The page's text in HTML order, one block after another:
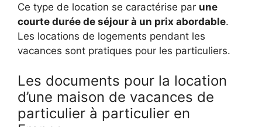
Ce type de location se caractérise par une
courte durée de séjour à un prix abordable.
Les locations de logements pendant les
vacances sont pratiques pour les particuliers.
Les documents pour la location
d’une maison de vacances de
particulier à particulier en